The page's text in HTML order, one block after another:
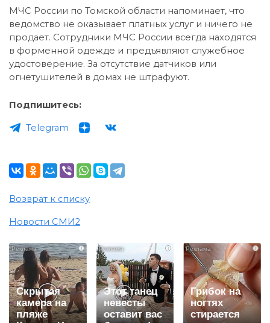
МЧС России по Томской области напоминает, что
ведомство не оказывает платных услуг и ничего не
продает. Сотрудники МЧС России всегда находятся
в форменной одежде и предъявляют служебное
удостоверение. За отсутствие датчиков или
огнетушителей в домах не штрафуют.
Подпишитесь:
Telegram
Возврат к списку
Новости СМИ2
i
Скрытая
камера на
пляже
i
Этот танец
невесты
оставит вас
i
Грибок на
ногтях
стирается